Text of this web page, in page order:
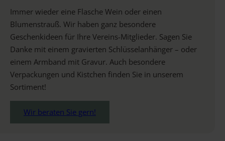
Immer wieder eine Flasche Wein oder einen
Blumenstrauß. Wir haben ganz besondere
Geschenkideen für Ihre Vereins-Mitglieder. Sagen Sie
Danke mit einem gravierten Schlüsselanhänger – oder
einem Armband mit Gravur. Auch besondere
Verpackungen und Kistchen finden Sie in unserem
Sortiment!
Wir beraten Sie gern!